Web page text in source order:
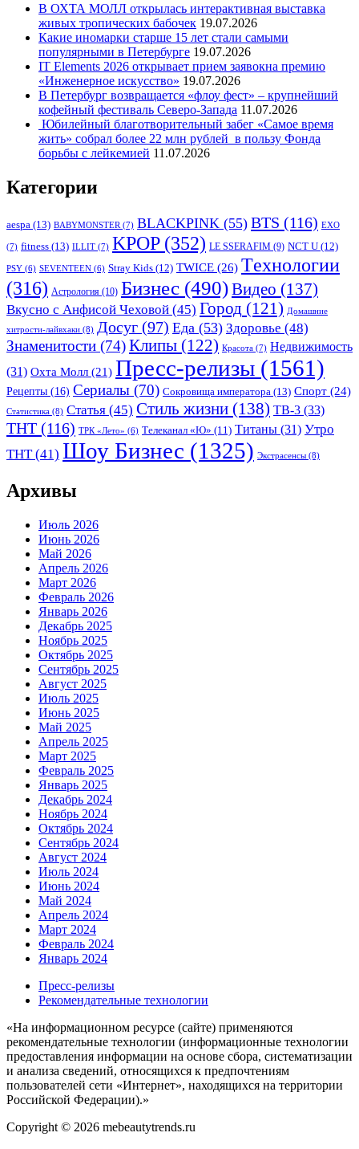
В ОХТА МОЛЛ открылась интерактивная выставка
живых тропических бабочек 19.07.2026
Какие иномарки старше 15 лет стали самыми
популярными в Петербурге 19.07.2026
IT Elements 2026 открывает прием заявокна премию
«Инженерное искусство» 19.07.2026
В Петербург возвращается «флоу фест» – крупнейший
кофейный фестиваль Северо-Запада 11.07.2026
Юбилейный благотворительный забег «Самое время
жить» собрал более 22 млн рублей в пользу Фонда
борьбы с лейкемией 11.07.2026
Категории
aespa (13) BABYMONSTER(7) BLACKPINK (55) BTS (116) EXO
(7) fitness (13) ILLIT (7) KPOP(352) LE SSERAFIM (9) NCT U (12)
PSY (6) SEVENTEEN (6) Stray Kids (12) TWICE (26) Tехнологии
(316) Астрология (10) Бизнес (490)Видео (137)
Вкусно с Анфисой Чеховой (45) Город (121) Домашние
хитрости-лайвхаки (8) Досуг (97) Еда (53) Здоровье (48)
Знаменитости (74)Клипы (122) Красота (7) Недвижимость
(31) Охта Молл (21) Пресс-релизы (1561)
Рецепты (16) Сериалы (70) Сокровища императора (13) Спорт (24)
Статистика (8) Статья (45) Стиль жизни (138) ТВ-3 (33)
ТНТ (116) ТРК «Лето» (6) Телеканал «Ю» (11) Титаны (31) Утро
ТНТ(41) Шоу Бизнес (1325) Экстрасенсы (8)
Архивы
Июль 2026
Июнь 2026
Май 2026
Апрель 2026
Март 2026
Февраль 2026
Январь 2026
Декабрь 2025
Ноябрь 2025
Октябрь 2025
Сентябрь 2025
Август 2025
Июль 2025
Июнь 2025
Май 2025
Апрель 2025
Март 2025
Февраль 2025
Январь 2025
Декабрь 2024
Ноябрь 2024
Октябрь 2024
Сентябрь 2024
Август 2024
Июль 2024
Июнь 2024
Май 2024
Апрель 2024
Март 2024
Февраль 2024
Январь 2024
Пресс-релизы
Рекомендательные технологии
«На информационном ресурсе (сайте) применяются
рекомендательные технологии (информационные технологии
предоставления информации на основе сбора, систематизации
и анализа сведений, относящихся к предпочтениям
пользователей сети «Интернет», находящихся на территории
Российской Федерации).»
Copyright © 2026 mebeautytrends.ru